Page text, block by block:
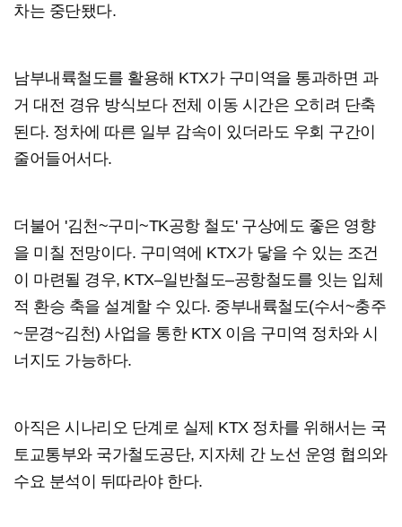
차는 중단됐다.
남부내륙철도를 활용해 KTX가 구미역을 통과하면 과
거 대전 경유 방식보다 전체 이동 시간은 오히려 단축
된다. 정차에 따른 일부 감속이 있더라도 우회 구간이
줄어들어서다.
더불어 '김천~구미~TK공항 철도' 구상에도 좋은 영향
을 미칠 전망이다. 구미역에 KTX가 닿을 수 있는 조건
이 마련될 경우, KTX–일반철도–공항철도를 잇는 입체
적 환승 축을 설계할 수 있다. 중부내륙철도(수서~충주
~문경~김천) 사업을 통한 KTX 이음 구미역 정차와 시
너지도 가능하다.
아직은 시나리오 단계로 실제 KTX 정차를 위해서는 국
토교통부와 국가철도공단, 지자체 간 노선 운영 협의와
수요 분석이 뒤따라야 한다.